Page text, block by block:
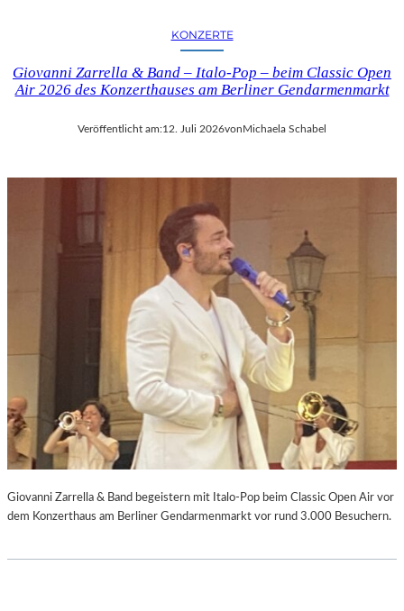
KONZERTE
Giovanni Zarrella & Band – Italo-Pop – beim Classic Open
Air 2026 des Konzerthauses am Berliner Gendarmenmarkt
Veröffentlicht am:12. Juli 2026von Michaela Schabel
Giovanni Zarrella & Band begeistern mit Italo-Pop beim Classic Open Air vor
dem Konzerthaus am Berliner Gendarmenmarkt vor rund 3.000 Besuchern.